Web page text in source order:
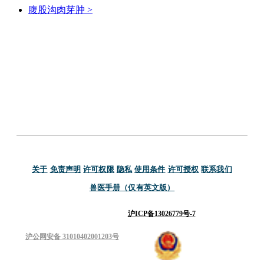
腹股沟肉芽肿 >
关于 免责声明 许可权限 隐私 使用条件 许可授权 联系我们
兽医手册（仅有英文版）
沪ICP备13026779号-7
沪公网安备 31010402001203号